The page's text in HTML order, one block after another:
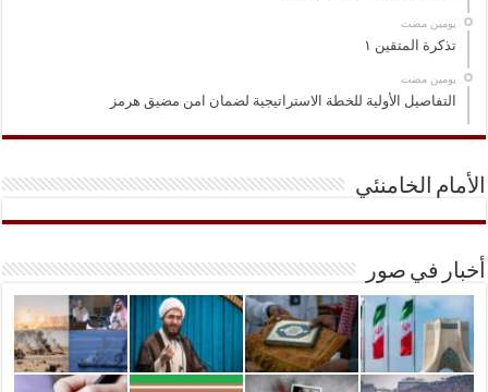
‏يومين مضت
تذكرة المتقين ١
‏يومين مضت
التفاصيل الأولية للخطة الاستراتيجية لضمان امن مضيق هرمز
الأمام الخامنئي
أخبار في صور